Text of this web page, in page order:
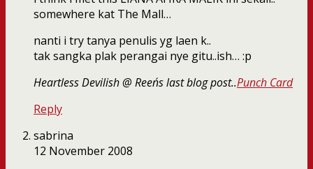
somewhere kat The Mall…
nanti i try tanya penulis yg laen k..
tak sangka plak perangai nye gitu..ish… :p
Heartless Devilish @ Reen´s last blog post..Punch Card
Reply
sabrina
12 November 2008